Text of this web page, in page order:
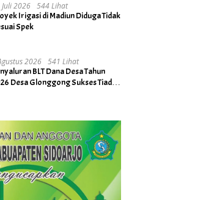
2026
544 Lihat
Irigasi di Madiun Diduga Tidak
Spek
2026
541 Lihat
BLT Dana Desa Tahun
Desa Glonggong Sukses Tiada